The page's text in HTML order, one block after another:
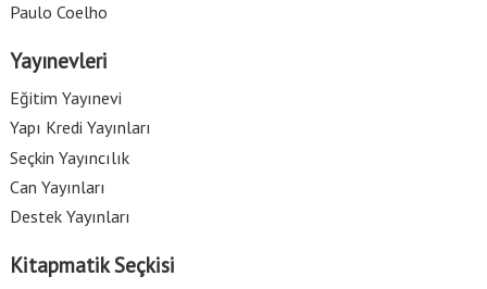
Paulo Coelho
Yayınevleri
Eğitim Yayınevi
Yapı Kredi Yayınları
Seçkin Yayıncılık
Can Yayınları
Destek Yayınları
Kitapmatik Seçkisi